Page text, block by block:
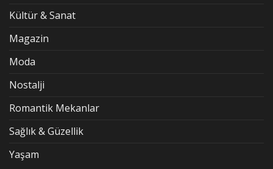
Kültür & Sanat
Magazin
Moda
Nostalji
Romantik Mekanlar
Sağlık & Güzellik
Yaşam